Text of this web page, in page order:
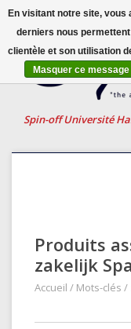
Spin-off Université
Produits
zakelijk
Accueil / Mots-clés /
En visitant notre site,
derniers nous
clientèle et son utilisation
Masquer ce message